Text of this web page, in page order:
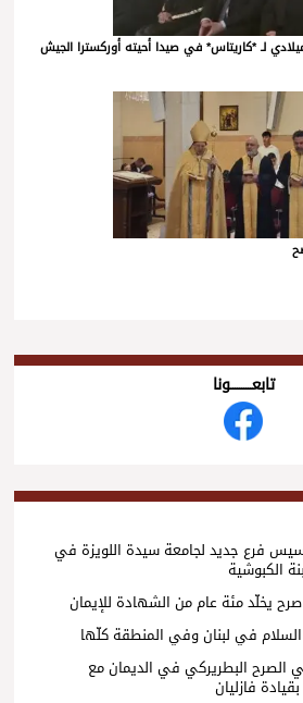
لـ *كاريتاس* في صيدا أحيته أوركسترا الجيش
تابعــــــــــونا
فرع جديد لجامعة سيدة اللويزة في
الكبوشية
يخلّد مئة عام من الشهادة للإيمان
السلام في لبنان وفي المنطقة كلّها
البطريركي في الديمان مع
فازليان